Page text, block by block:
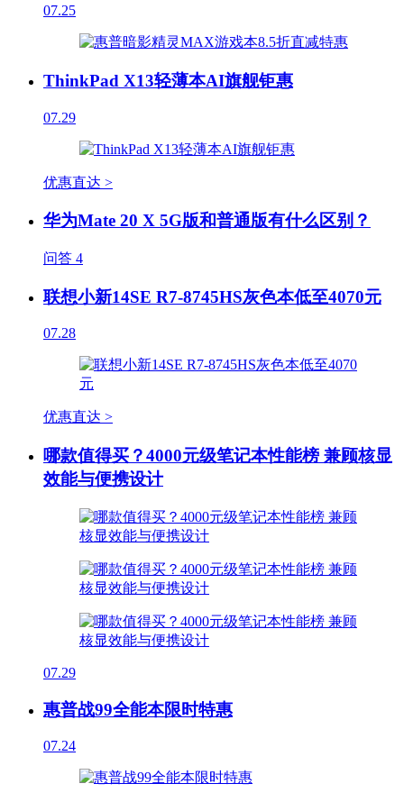
07.25
ThinkPad X13轻薄本AI旗舰钜惠
07.29
优惠直达 >
华为Mate 20 X 5G版和普通版有什么区别？
问答 4
联想小新14SE R7-8745HS灰色本低至4070元
07.28
优惠直达 >
哪款值得买？4000元级笔记本性能榜 兼顾核显
效能与便携设计
07.29
惠普战99全能本限时特惠
07.24